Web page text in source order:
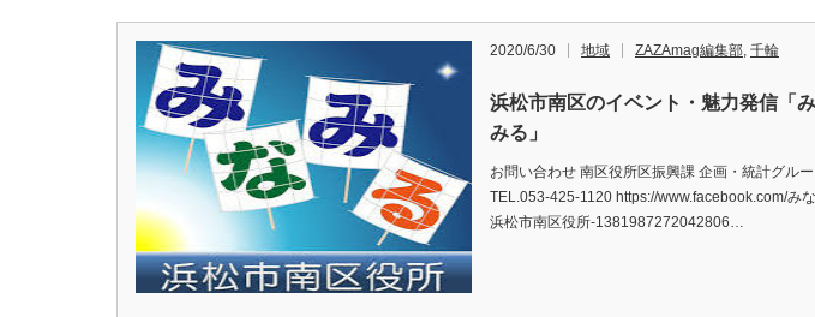
2020/6/30 地域 ZAZAmag編集部, 千輪
浜松市南区のイベント・魅力発信「
みる」
お問い合わせ 南区役所区振興課 企画・統計グル
TEL.053-425-1120 https://www.facebook.com/み
浜松市南区役所-1381987272042806…